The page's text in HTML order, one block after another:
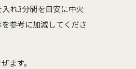
れ3分間を目安に中火
参考に加減してくださ
ます。